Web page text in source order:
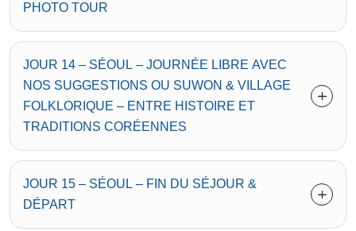
PHOTO TOUR
JOUR 14 – SÉOUL – JOURNÉE LIBRE AVEC
NOS SUGGESTIONS OU SUWON & VILLAGE
FOLKLORIQUE – ENTRE HISTOIRE ET
TRADITIONS CORÉENNES
JOUR 15 – SÉOUL – FIN DU SÉJOUR &
DÉPART